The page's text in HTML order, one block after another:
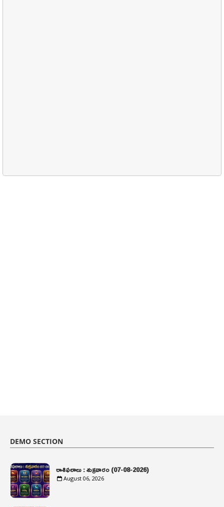
DEMO SECTION
రాశిఫలాలు : శుక్రవారం (07-08-2026)
August 06, 2026